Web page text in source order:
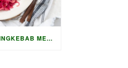
LAVKARBO KYLLINGKEBAB MED GRILLET SQUASH OG AUBERGINE